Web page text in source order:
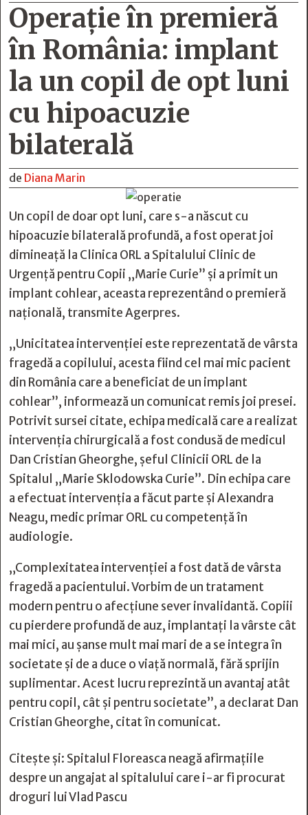
Operaţie în premieră
în România: implant
la un copil de opt luni
cu hipoacuzie
bilaterală
de Diana Marin
Un copil de doar opt luni, care s-a născut cu
hipoacuzie bilaterală profundă, a fost operat joi
dimineaţă la Clinica ORL a Spitalului Clinic de
Urgenţă pentru Copii „Marie Curie” şi a primit un
implant cohlear, aceasta reprezentând o premieră
naţională, transmite Agerpres.
„Unicitatea intervenţiei este reprezentată de vârsta
fragedă a copilului, acesta fiind cel mai mic pacient
din România care a beneficiat de un implant
cohlear”, informează un comunicat remis joi presei.
Potrivit sursei citate, echipa medicală care a realizat
intervenţia chirurgicală a fost condusă de medicul
Dan Cristian Gheorghe, şeful Clinicii ORL de la
Spitalul „Marie Sklodowska Curie”. Din echipa care
a efectuat intervenţia a făcut parte şi Alexandra
Neagu, medic primar ORL cu competenţă în
audiologie.
„Complexitatea intervenţiei a fost dată de vârsta
fragedă a pacientului. Vorbim de un tratament
modern pentru o afecţiune sever invalidantă. Copiii
cu pierdere profundă de auz, implantaţi la vârste cât
mai mici, au şanse mult mai mari de a se integra în
societate şi de a duce o viaţă normală, fără sprijin
suplimentar. Acest lucru reprezintă un avantaj atât
pentru copil, cât şi pentru societate”, a declarat Dan
Cristian Gheorghe, citat în comunicat.
Citește și: Spitalul Floreasca neagă afirmațiile
despre un angajat al spitalului care i-ar fi procurat
droguri lui Vlad Pascu